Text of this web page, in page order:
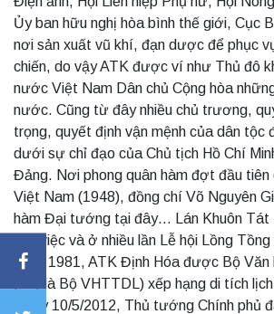
Ủy ban hữu nghị hòa bình thế giới, Cục
nơi sản xuất vũ khí, đạn dược để phục
chiến, do vậy ATK được ví như Thủ đô
nước Việt Nam Dân chủ Cộng hòa
nước. Cũng từ đây nhiều chủ trương,
trọng, quyết định vận mệnh của dân tộc
dưới sự chỉ đạo của Chủ tịch Hồ Chí
Đảng. Nơi phong quân hàm đợt đầu
Việt Nam (1948), đồng chí Võ Nguyên
hàm Đại tướng tại đây… Lán Khuôn Tát
làm việc và ở nhiều lần Lễ hội Lồng
Năm 1981, ATK Định Hóa được Bộ Văn
(nay là Bộ VHTTDL) xếp hạng di tích
Ngày 10/5/2012, Thủ tướng Chính phủ